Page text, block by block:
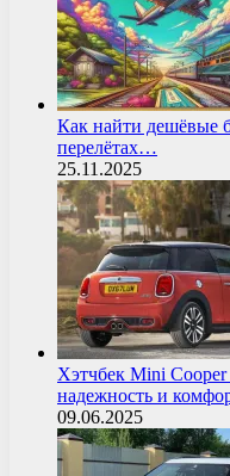
Как найти дешёвые
перелётах…
25.11.2025
Хэтчбек Mini
надежность и
09.06.2025